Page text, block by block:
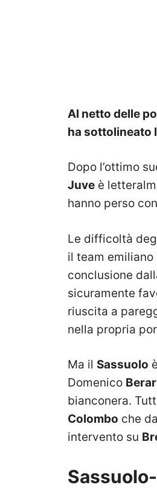
Al netto delle
ha sottolineato
Dopo l’ottimo
Juve è
hanno perso
Le difficoltà
il team emiliano
conclusione
sicuramente
riuscita a
nella propria
Ma il Sassuolo
Domenico
bianconera.
Colombo che
intervento su